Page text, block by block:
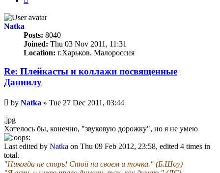
Natka
Posts: 8040
Joined: Thu 03 Nov 2011, 11:31
Location: г.Харьков, Малороссия
Re: Плейкасты и коллажи посвященные
Даниилу
Unread
post
by Natka » Tue 27 Dec 2011, 03:44
.jpg
Хотелось бы, конечно, "звуковую дорожку", но я не умею
Last edited by Natka on Thu 09 Feb 2012, 23:58, edited 4 times in
total.
"Никогда не спорь! Стой на своем и точка." (Б.Шоу)